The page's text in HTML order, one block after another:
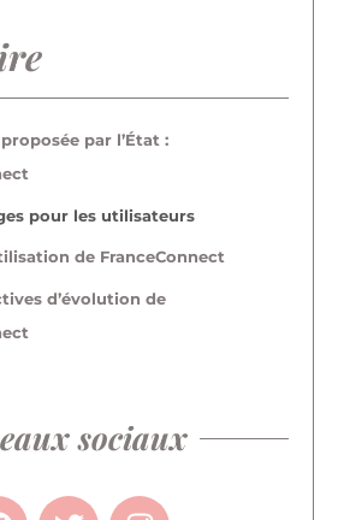
par l’État :
pour les utilisateurs
de FranceConnect
d’évolution de
sociaux